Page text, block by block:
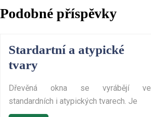
příspěvek
post:
Podobné příspěvky
Stardartní a atypické
tvaryStardartní
atypické
tvary
Dřevěná okna se vyrábějí ve
standardních i atypických tvarech. Je